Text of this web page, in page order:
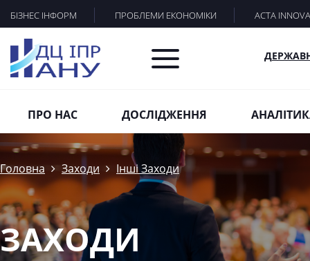
БІЗНЕС ІНФОРМ ПРОБЛЕМИ ЕКОНОМІКИ ACTA
ПРО НАС ДОСЛІДЖЕННЯ
Головна Заходи Інші Заходи
ЗАХОДИ